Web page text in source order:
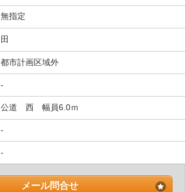
無指定
田
都市計画区域外
-
公道 西 幅員6.0ｍ
-
-
メール問合せ